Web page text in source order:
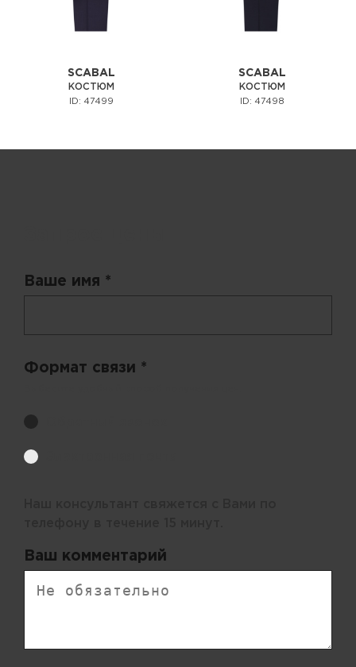
SCABAL
КОСТЮМ
ID: 47499
SCABAL
КОСТЮМ
ID: 47498
Ваше имя *
Формат связи *
Ваш комментарий